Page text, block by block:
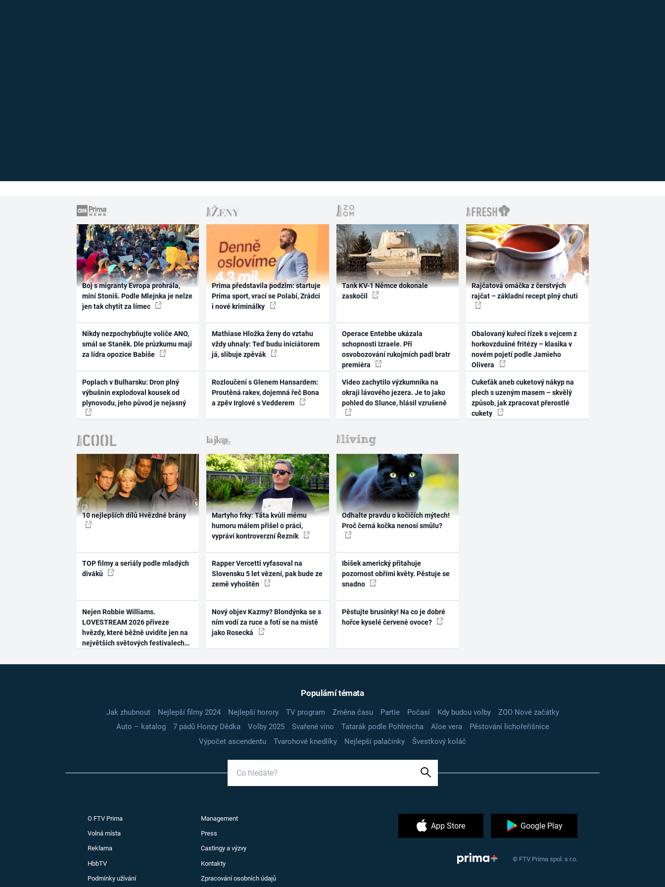
Boj s migranty Evropa prohrála,
míní Stoniš. Podle Mlejnka je nelze
jen tak chytit za límec
Nikdy nezpochybňujte voliče ANO,
smál se Staněk. Dle průzkumu mají
za lídra opozice Babiše
Poplach v Bulharsku: Dron plný
výbušnin explodoval kousek od
plynovodu, jeho původ je nejasný
Prima představila podzim: startuje
Prima sport, vrací se Polabí, Zrádci
i nové kriminálky
Mathiase Hložka ženy do vztahu
vždy uhnaly: Teď budu iniciátorem
já, slibuje zpěvák
Rozloučení s Glenem Hansardem:
Proutěná rakev, dojemná řeč Bona
a zpěv Irglové s Vedderem
Tank KV-1 Němce dokonale
zaskočil
Operace Entebbe ukázala
schopnosti Izraele. Při
osvobozování rukojmích padl bratr
premiéra
Video zachytilo výzkumníka na
okraji lávového jezera. Je to jako
pohled do Slunce, hlásil vzrušeně
Rajčatová omáčka z čerstvých
rajčat – základní recept plný chuti
Obalovaný kuřecí řízek s vejcem z
horkovzdušné fritézy – klasika v
novém pojetí podle Jamieho
Olivera
Cukeťák aneb cuketový nákyp na
plech s uzeným masem – skvělý
způsob, jak zpracovat přerostlé
cukety
10 nejlepších dílů Hvězdné brány
TOP filmy a seriály podle mladých
diváků
Nejen Robbie Williams.
LOVESTREAM 2026 přiveze
hvězdy, které běžně uvidíte jen na
největších světových festivalech
Martyho frky: Táta kvůli mému
humoru málem přišel o práci,
vypráví kontroverzní Řezník
Rapper Vercetti vyfasoval na
Slovensku 5 let vězení, pak bude ze
země vyhoštěn
Nový objev Kazmy? Blondýnka se s
ním vodí za ruce a fotí se na místě
jako Rosecká
Odhalte pravdu o kočičích mýtech!
Proč černá kočka nenosí smůlu?
Ibišek americký přitahuje
pozornost obřími květy. Pěstuje se
snadno
Pěstujte brusinky! Na co je dobré
hořce kyselé červené ovoce?
Populární témata
Jak zhubnout Nejlepší filmy 2024 Nejlepší horory TV program Změna času Partie Počasí Kdy budou volby
ZOO Nové začátky
Auto – katalog
7 pádů Honzy Dědka Volby 2025 Svařené víno Tatarák podle Pohlreicha Aloe vera
Pěstování lichořeřišnice
Výpočet ascendentu
Tvarohové knedlíky Nejlepší palačinky Švestkový koláč
O FTV Prima Management
Volná místa Press
Reklama Castingy a výzvy
HbbTV Kontakty
Podmínky užívání Zpracování osobních údajů
App Store Google Play
© FTV Prima spol. s r.o.